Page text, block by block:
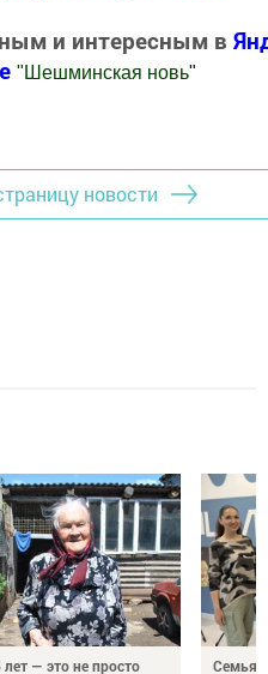
и интересным в
" Шешминская новь"
новости
лет — это не просто
Семья